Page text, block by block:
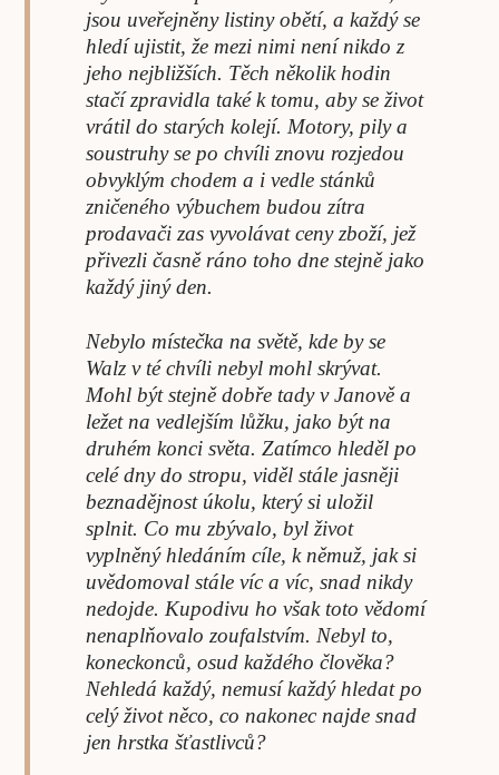
jsou uveřejněny listiny obětí, a každý se
hledí ujistit, že mezi nimi není nikdo z
jeho nejbližších. Těch několik hodin
stačí zpravidla také k tomu, aby se život
vrátil do starých kolejí. Motory, pily a
soustruhy se po chvíli znovu rozjedou
obvyklým chodem a i vedle stánků
zničeného výbuchem budou zítra
prodavači zas vyvolávat ceny zboží, jež
přivezli časně ráno toho dne stejně jako
každý jiný den.
Nebylo místečka na světě, kde by se
Walz v té chvíli nebyl mohl skrývat.
Mohl být stejně dobře tady v Janově a
ležet na vedlejším lůžku, jako být na
druhém konci světa. Zatímco hleděl po
celé dny do stropu, viděl stále jasněji
beznadějnost úkolu, který si uložil
splnit. Co mu zbývalo, byl život
vyplněný hledáním cíle, k němuž, jak si
uvědomoval stále víc a víc, snad nikdy
nedojde. Kupodivu ho však toto vědomí
nenaplňovalo zoufalstvím. Nebyl to,
koneckonců, osud každého člověka?
Nehledá každý, nemusí každý hledat po
celý život něco, co nakonec najde snad
jen hrstka šťastlivců?